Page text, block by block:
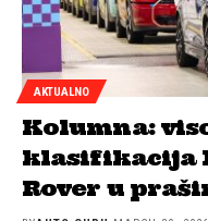
AKTUALNO
Kolumna:
klasifikacija
Rover u